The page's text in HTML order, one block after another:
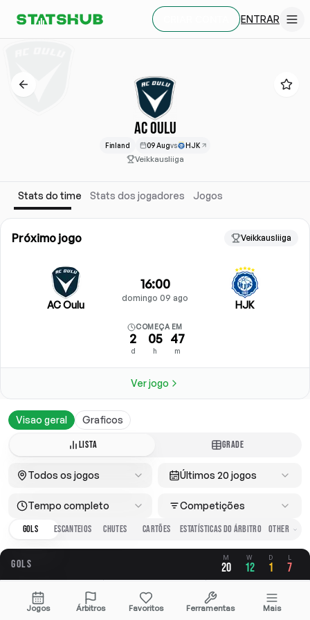
ENTRAR
AC OULU
Finland 09 Augvs HJK
Veikkausliiga
Stats do time Stats dos jogadores Jogos
Próximo jogo Veikkausliiga
AC Oulu
16:00
domingo 09 ago
HJK
COMEÇA EM
2
d
05
h
47
m
Ver jogo
Visao geral Graficos
LISTA GRADE
Todos os jogos Últimos 20 jogos
Tempo completo
Competições
GOLS
ESCANTEIOS CHUTES CARTÕES ESTATÍSTICAS DO ÁRBITRO
GOLS M
20
W
12
D
1
L
7
GERAL
2.65
A FAVOR
1.35
CONTRA
1.30
Jogos Árbitros Favoritos Ferramentas Mais